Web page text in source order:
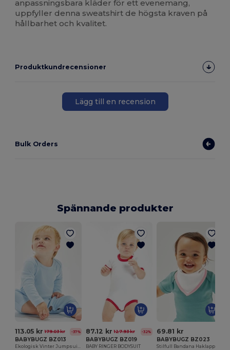
anpassningsbara kläder för ett evenemang,
uppfyller denna sweatshirt de högsta kraven på
hållbarhet och kvalitet.
Produktkundrecensioner
Lägg till en recension
Bulk Orders
Spännande produkter
113.05 kr 179.03 kr -37%
BABYBUGZ BZ013
Ekologisk Vinter Jumpsuit för Bebisar
87.12 kr 127.93 kr -32%
BABYBUGZ BZ019
BABY RINGER BODYSUIT
69.81 kr
BABYBUGZ BZ023